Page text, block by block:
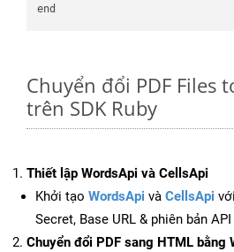
Chuyển đổi PDF Files
trên SDK Ruby
Thiết lập WordsApi và CellsApi
Khởi tạo WordsApi và CellsApi
Secret, Base URL & phiên bản
Chuyển đổi PDF sang HTML bằng